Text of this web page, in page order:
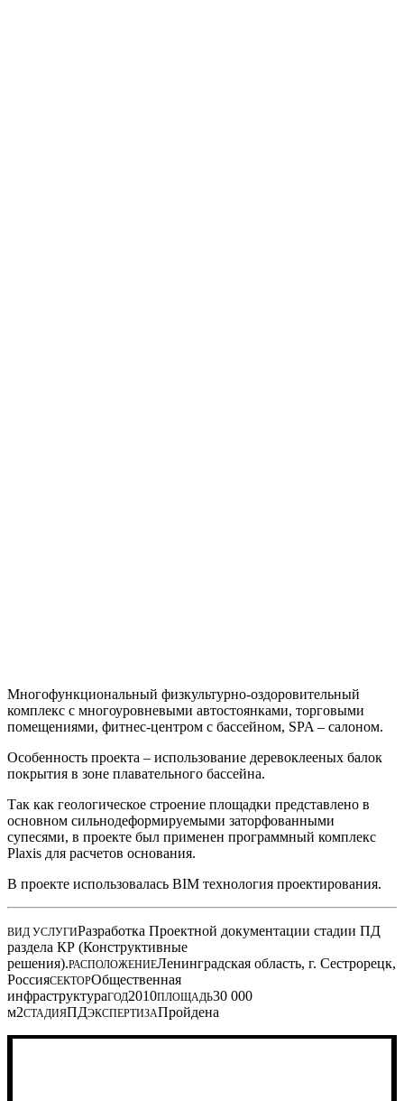
Многофункциональный физкультурно-оздоровительный
комплекс с многоуровневыми автостоянками, торговыми
помещениями, фитнес-центром с бассейном, SPA – салоном.
Особенность проекта – использование деревоклееных балок
покрытия в зоне плавательного бассейна.
Так как геологическое строение площадки представлено в
основном сильнодеформируемыми заторфованными
супесями, в проекте был применен программный комплекс
Plaxis для расчетов основания.
В проекте использовалась BIM технология проектирования.
ВИД УСЛУГИРазработка Проектной документации стадии ПД
раздела КР (Конструктивные
решения).РАСПОЛОЖЕНИЕЛенинградская область, г. Сестрорецк,
РоссияСЕКТОРОбщественная
инфраструктураГОД2010ПЛОЩАДЬ30 000
м2СТАДИЯПДЭКСПЕРТИЗАПройдена